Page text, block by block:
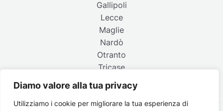
Diamo valore alla tua privacy
Utilizziamo i cookie per migliorare la tua esperienza di
Gallipoli
Lecce
Maglie
Nardò
Otranto
Tricase